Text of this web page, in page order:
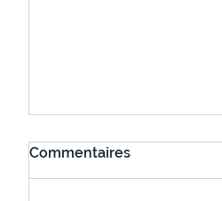
Commentaires